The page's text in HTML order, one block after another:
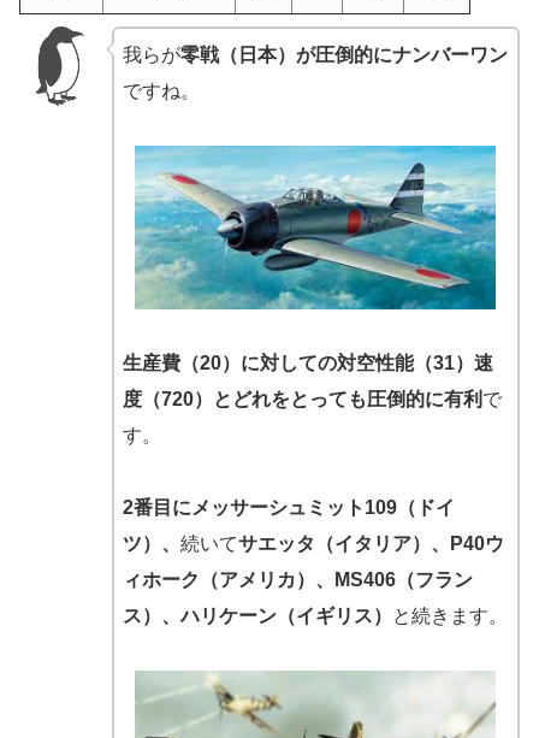
我らが零戦（日本）が圧倒的にナンバーワン
ですね。
生産費（20）に対しての対空性能（31）速
度（720）とどれをとっても圧倒的に有利 で
す。
2番目にメッサーシュミット109（ドイ
ツ）、 続いてサエッタ（イタリア）、P40ウ
ィホーク（アメリカ）、MS406（フラン
ス）、ハリケーン（イギリス）
と続きます。